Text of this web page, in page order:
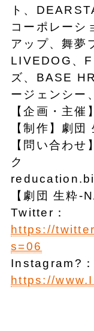
ト、
コーポレーシ
アップ、舞夢
LIVEDOG、
ズ、BASE
ージェンシー
【企画・主
【制作】劇
【問い合わ
ク
【劇団 生粋-
Twitter：
https://
s=06
Instagram?：
https://